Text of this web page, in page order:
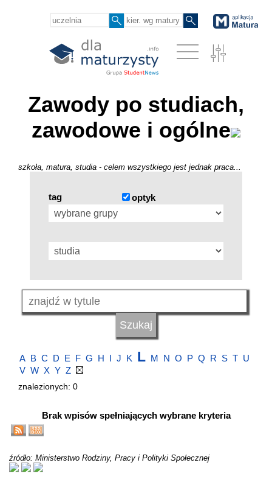
Zawody po studiach,
zawodowe i ogólne
szkoła, matura, studia - celem wszystkiego jest jednak praca...
tag optyk
A B C D E F G H I J K L M N O P Q R S T U
V W X Y Z
znalezionych: 0
Brak wpisów spełniających wybrane kryteria
źródło: Ministerstwo Rodziny, Pracy i Polityki Społecznej